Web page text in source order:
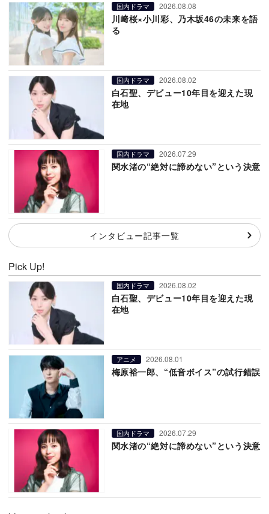
国内ドラマ 2026.08.08
川﨑桜×小川彩、乃木坂46の未来を語
る
国内ドラマ 2026.08.02
白石聖、デビュー10年目を迎えた現
在地
国内ドラマ 2026.07.29
関水渚の“絶対に諦めない”という決意
インタビュー記事一覧
Pick Up!
国内ドラマ 2026.08.02
白石聖、デビュー10年目を迎えた現
在地
アニメ 2026.08.01
梅原裕一郎、“低音ボイス”の試行錯誤
国内ドラマ 2026.07.29
関水渚の“絶対に諦めない”という決意